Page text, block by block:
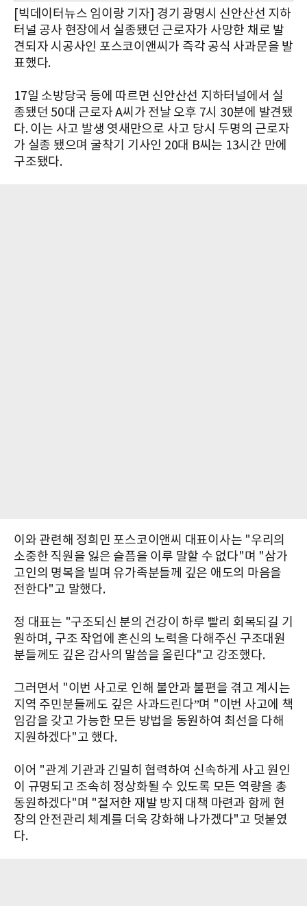
[빅데이터뉴스 임이랑 기자] 경기 광명시 신안산선 지하
터널 공사 현장에서 실종됐던 근로자가 사망한 채로 발
견되자 시공사인 포스코이앤씨가 즉각 공식 사과문을 발
표했다.
17일 소방당국 등에 따르면 신안산선 지하터널에서 실
종됐던 50대 근로자 A씨가 전날 오후 7시 30분에 발견됐
다. 이는 사고 발생 엿새만으로 사고 당시 두명의 근로자
가 실종 됐으며 굴착기 기사인 20대 B씨는 13시간 만에
구조됐다.
이와 관련해 정희민 포스코이앤씨 대표이사는 "우리의
소중한 직원을 잃은 슬픔을 이루 말할 수 없다"며 "삼가
고인의 명복을 빌며 유가족분들께 깊은 애도의 마음을
전한다"고 말했다.
정 대표는 "구조되신 분의 건강이 하루 빨리 회복되길 기
원하며, 구조 작업에 혼신의 노력을 다해주신 구조대원
분들께도 깊은 감사의 말씀을 올린다"고 강조했다.
그러면서 "이번 사고로 인해 불안과 불편을 겪고 계시는
지역 주민분들께도 깊은 사과드린다”며 "이번 사고에 책
임감을 갖고 가능한 모든 방법을 동원하여 최선을 다해
지원하겠다"고 했다.
이어 "관계 기관과 긴밀히 협력하여 신속하게 사고 원인
이 규명되고 조속히 정상화될 수 있도록 모든 역량을 총
동원하겠다"며 "철저한 재발 방지 대책 마련과 함께 현
장의 안전관리 체계를 더욱 강화해 나가겠다"고 덧붙였
다.